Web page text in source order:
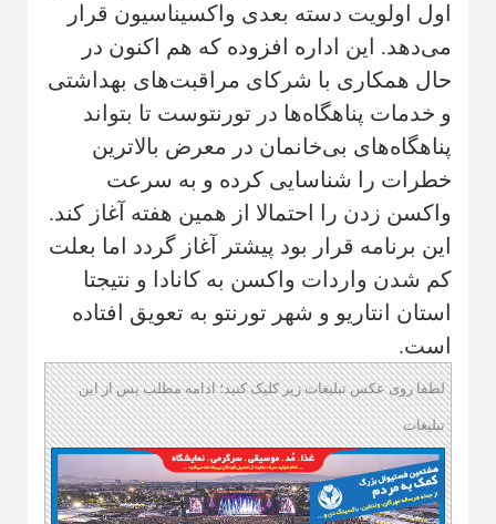
اول اولویت دسته بعدی واکسیناسیون قرار
می‌دهد. این اداره افزوده که هم اکنون در
حال همکاری با شرکای مراقبت‌های بهداشتی
و خدمات پناهگاه‌ها در تورنتوست تا بتواند
پناهگاه‌های بی‌خانمان در معرض بالاترین
خطرات را شناسایی کرده و به سرعت
واکسن زدن را احتمالا از همین هفته آغاز کند.
این برنامه قرار بود پیشتر آغاز گردد اما بعلت
کم شدن واردات واکسن به کانادا و نتیجتا
استان انتاریو و شهر تورنتو به تعویق افتاده
است.
لطفا روی عکس تبلیغات زیر کلیک کنید؛ ادامه مطلب پس از این
تبلیغات